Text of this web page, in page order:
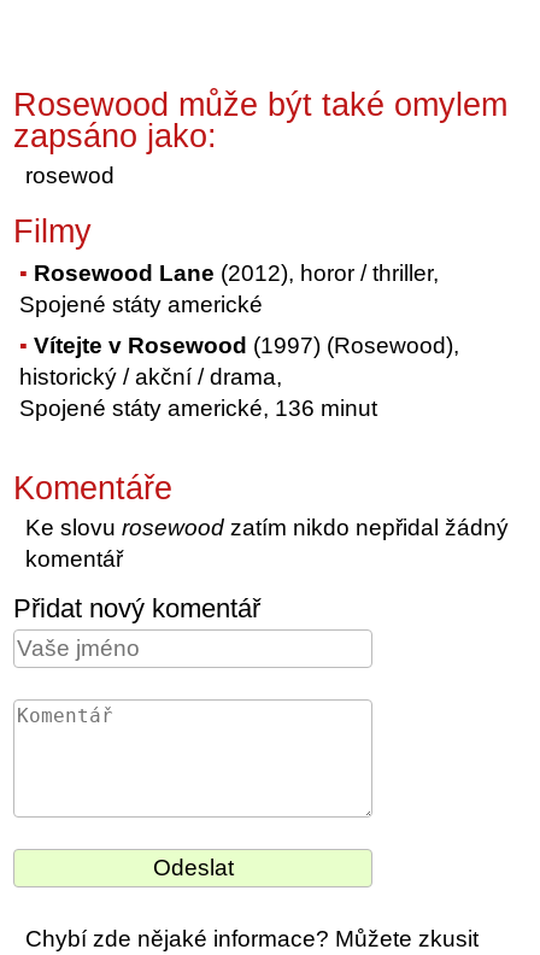
Rosewood může být také omylem
zapsáno jako:
rosewod
Filmy
Rosewood Lane (2012), horor / thriller,
Spojené státy americké
Vítejte v Rosewood (1997) (Rosewood),
historický / akční / drama,
Spojené státy americké, 136 minut
Komentáře
Ke slovurosewood zatím nikdo nepřidal žádný
komentář
Přidat nový komentář
Chybí zde nějaké informace? Můžete zkusit